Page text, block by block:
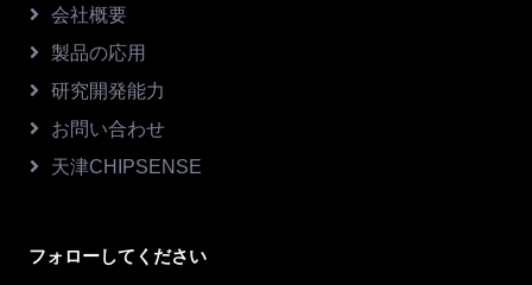
会社概要
製品の応用
研究開発能力
お問い合わせ
天津CHIPSENSE
フォローしてください